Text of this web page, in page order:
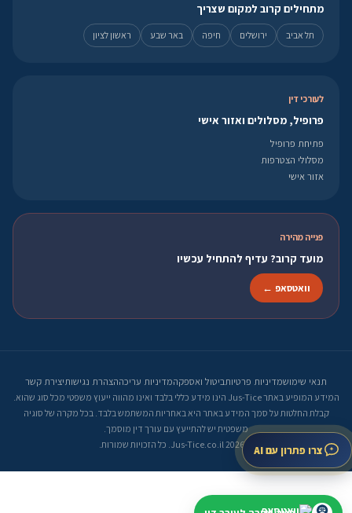
מתחילים קרוב למקום שצריך
תל אביב ירושלים חיפה באר שבע ראשון לציון
לעורכי דין
פרופיל, מסלולים ואזור אישי
פתיחת פרופיל
מסלולי הצטרפות
אזור אישי
פנייה מהירה
מועד קרוב? עדיף להתחיל עכשיו
וואטסאפ ←
תנאי שימושמדיניות פרטיותביטול ואספקהמדיניות עריכההצהרת נגישותיצירת קשר
המידע המופיע באתר Jus-Tice הינו מידע כללי בלבד ואינו מהווה ייעוץ משפטי מכל סוג שהוא.
קבלת החלטות על סמך המידע באתר היא באחריות המשתמש בלבד. בכל מקרה של סוגיה
משפטית יש להתייעץ עם עורך דין מוסמך.
© 2026 Jus-Tice.co.il. כל הזכויות שמורות.
צרו פתרון עם AI